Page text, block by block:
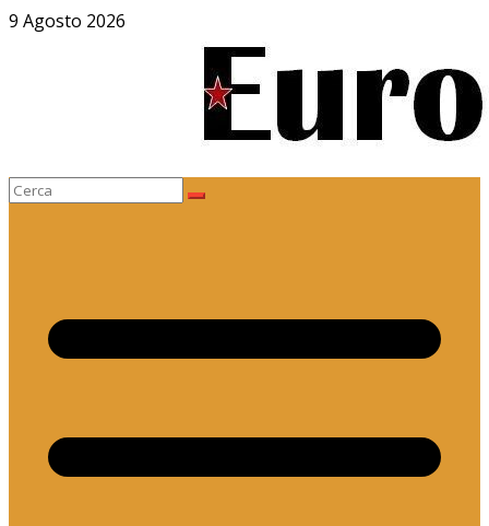
Salta
9 Agosto 2026